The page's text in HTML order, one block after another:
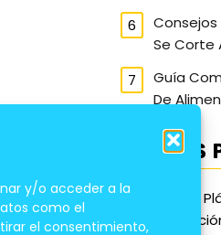
y/o acceder a la
como el
el consentimiento,
Consejos
Se Corte
Guía
De
ÚLTIMAS
Pastel De